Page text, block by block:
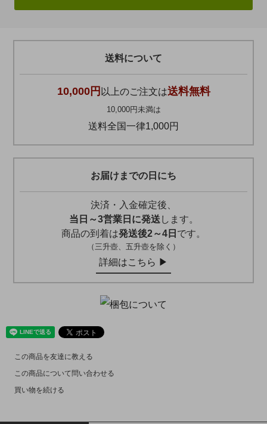
送料について
10,000円 以上のご注文は送料無料
10,000円未満は
送料全国一律1,000円
お届けまでの日にち
決済・入金確定後、
当日～3営業日に発送 します。
商品の到着は発送後2～4日 です。
（三升壺、五升壺を除く）
詳細はこちら ▶︎
この商品を友達に教える
この商品について問い合わせる
買い物を続ける